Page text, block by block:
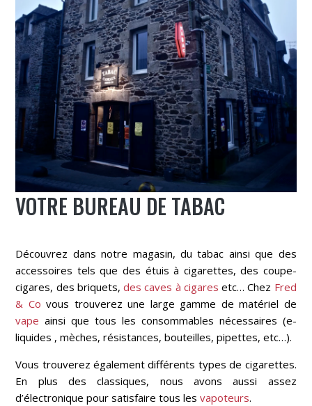
VOTRE BUREAU DE TABAC
Découvrez dans notre magasin, du tabac ainsi que des
accessoires tels que des étuis à cigarettes, des coupe-
cigares, des briquets,des caves à cigares etc… Chez Fred
& Co vous trouverez une large gamme de matériel de
vape ainsi que tous les consommables nécessaires (e-
liquides , mèches, résistances, bouteilles, pipettes, etc…).
Vous trouverez également différents types de cigarettes.
En plus des classiques, nous avons aussi assez
d’électronique pour satisfaire tous lesvapoteurs.